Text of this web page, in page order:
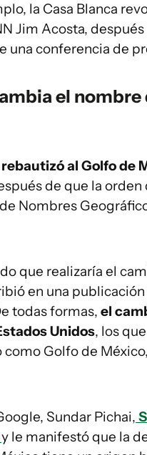
la Casa Blanca
Jim Acosta,
una conferencia de
el nombre
al Golfo de
de que la
Nombres
que realizaría el
en una
todas formas, el
Unidos, los
Golfo de
Sundar Pichai,
y le manifestó que la